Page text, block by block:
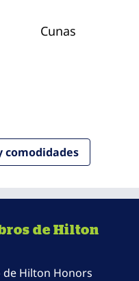
Cunas
comodidades
de Hilton
de Hilton Honors